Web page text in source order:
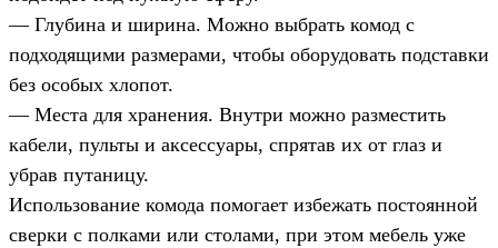
— Глубина и ширина. Можно выбрать комод с
подходящими размерами, чтобы оборудовать подставки
без особых хлопот.
— Места для хранения. Внутри можно разместить
кабели, пульты и аксессуары, спрятав их от глаз и
убрав путаницу.
Использование комода помогает избежать постоянной
сверки с полками или столами, при этом мебель уже